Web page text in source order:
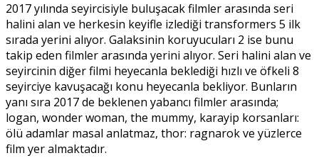
2017 yılında seyircisiyle buluşacak filmler arasında seri
halini alan ve herkesin keyifle izlediği transformers 5 ilk
sırada yerini alıyor. Galaksinin koruyucuları 2 ise bunu
takip eden filmler arasında yerini alıyor. Seri halini alan ve
seyircinin diğer filmi heyecanla beklediği hızlı ve öfkeli 8
seyirciye kavuşacağı konu heyecanla bekliyor. Bunların
yanı sıra 2017 de beklenen yabancı filmler arasında;
logan, wonder woman, the mummy, karayip korsanları:
ölü adamlar masal anlatmaz, thor: ragnarok ve yüzlerce
film yer almaktadır.